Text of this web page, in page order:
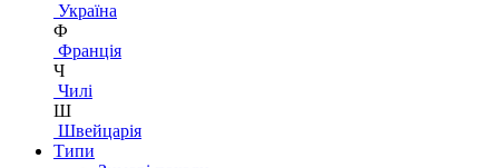
Україна
Ф
Франція
Ч
Чилі
Ш
Швейцарія
Типи